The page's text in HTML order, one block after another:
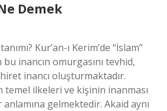
Demek
Kur’an-ı Kerim’de “İslam”
inancın omurgasını tevhid,
inancı oluşturmaktadır.
temel ilkeleri ve kişinin inanması
gelmektedir. Akaid aynı